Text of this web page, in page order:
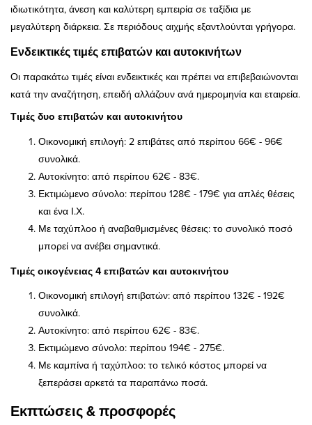
ιδιωτικότητα, άνεση και καλύτερη εμπειρία σε ταξίδια με
μεγαλύτερη διάρκεια. Σε περιόδους αιχμής εξαντλούνται γρήγορα.
Ενδεικτικές τιμές επιβατών και αυτοκινήτων
Οι παρακάτω τιμές είναι ενδεικτικές και πρέπει να επιβεβαιώνονται
κατά την αναζήτηση, επειδή αλλάζουν ανά ημερομηνία και εταιρεία.
Τιμές δυο επιβατών και αυτοκινήτου
Οικονομική επιλογή: 2 επιβάτες από περίπου 66€ - 96€
συνολικά.
Αυτοκίνητο: από περίπου 62€ - 83€.
Εκτιμώμενο σύνολο: περίπου 128€ - 179€ για απλές θέσεις
και ένα Ι.Χ.
Με ταχύπλοο ή αναβαθμισμένες θέσεις: το συνολικό ποσό
μπορεί να ανέβει σημαντικά.
Τιμές οικογένειας 4 επιβατών και αυτοκινήτου
Οικονομική επιλογή επιβατών: από περίπου 132€ - 192€
συνολικά.
Αυτοκίνητο: από περίπου 62€ - 83€.
Εκτιμώμενο σύνολο: περίπου 194€ - 275€.
Με καμπίνα ή ταχύπλοο: το τελικό κόστος μπορεί να
ξεπεράσει αρκετά τα παραπάνω ποσά.
Εκπτώσεις & προσφορές